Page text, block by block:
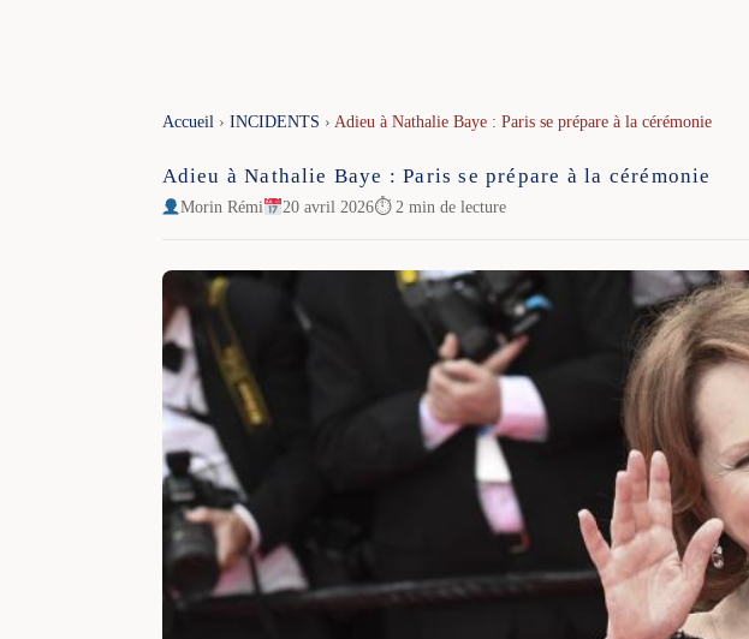
Accueil › INCIDENTS › Adieu à Nathalie Baye : Paris se prépare à la cérémonie
Adieu à Nathalie Baye : Paris se prépare à la cérémonie
Morin Rémi 20 avril 2026⏱ 2 min de lecture